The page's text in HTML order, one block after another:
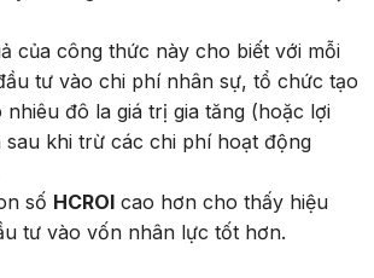
của công thức này cho biết với mỗi
tư vào chi phí nhân sự, tổ chức tạo
nhiêu đô la giá trị gia tăng (hoặc lợi
sau khi trừ các chi phí hoạt động
số HCROI cao hơn cho thấy hiệu
tư vào vốn nhân lực tốt hơn.